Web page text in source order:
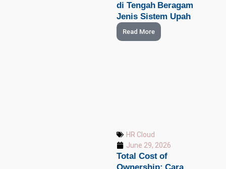
di Tengah Beragam
Jenis Sistem Upah
Read More
HR Cloud
June 29, 2026
Total Cost of